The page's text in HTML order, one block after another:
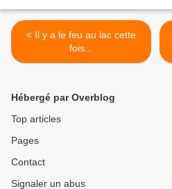
< Il y a le feu au lac cette
fois...
Hébergé par Overblog
Top articles
Pages
Contact
Signaler un abus